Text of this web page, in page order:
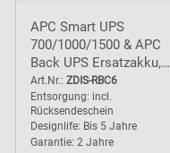
APC Smart UPS
700/1000/1500 & APC
Back UPS Ersatzakku,
baugleich RBC6 Akku - 2
Jahre Garantie
Art.Nr.: ZDIS-RBC6
Entsorgung: incl.
Rücksendeschein
Designlife: Bis 5 Jahre
Garantie: 2 Jahre